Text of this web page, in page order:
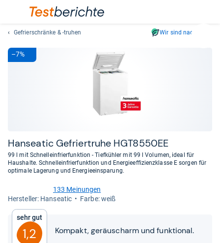
und
lassen
Gefrierschränke & -truhen Wir sind nachhaltig
–7%
Han­sea­tic Gefrier­truhe HGT8550EE
99 l mit Schnelleinfrierfunktion - Tiefkühler mit 99 l Volumen, ideal für
Haushalte. Schnelleinfrierfunktion und Energieeffizienzklasse E sorgen für
optimale Lagerung und Energieeinsparung.
von
Sternen
133 Meinungen
Her­stel­ler: Hanseatic
Farbe: weiß
Sehr gut
1,2 Kompakt, geräuscharm und funktional.